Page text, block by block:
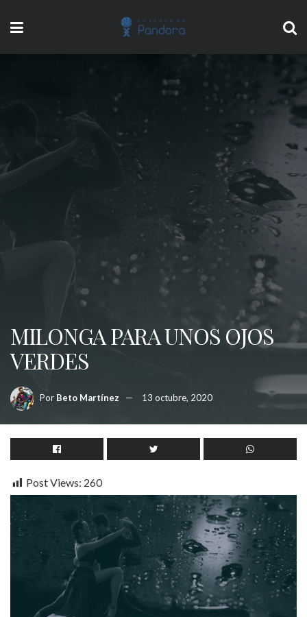
MILONGA PARA UNOS OJOS
VERDES
Por Beto Martínez 13 octubre, 2020
Post Views: 260